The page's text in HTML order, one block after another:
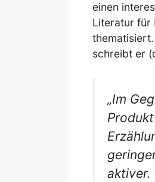
einen
Literatur für
schreibt er
„Im
aktiver.